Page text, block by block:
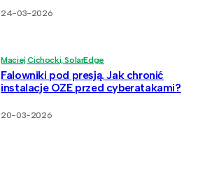
24-03-2026
Maciej Cichocki, SolarEdge
Falowniki pod presją. Jak chronić
instalacje OZE przed cyberatakami?
20-03-2026